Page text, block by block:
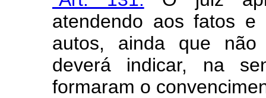
atendendo aos fatos e
autos, ainda que não
deverá indicar, na
formaram o